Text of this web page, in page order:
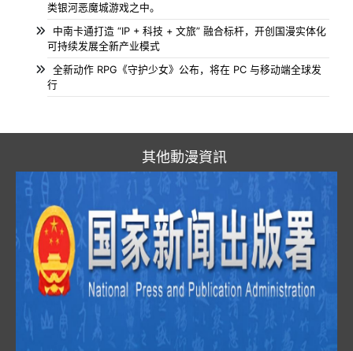
类银河恶魔城游戏之中。
中南卡通打造 “IP + 科技 + 文旅” 融合标杆，开创国漫实体化
可持续发展全新产业模式
全新动作 RPG《守护少女》公布，将在 PC 与移动端全球发
行
其他動漫資訊